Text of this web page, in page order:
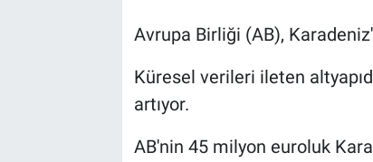
Avrupa Birliği (AB),
Küresel verileri ileten
artıyor.
AB'nin 45 milyon euroluk